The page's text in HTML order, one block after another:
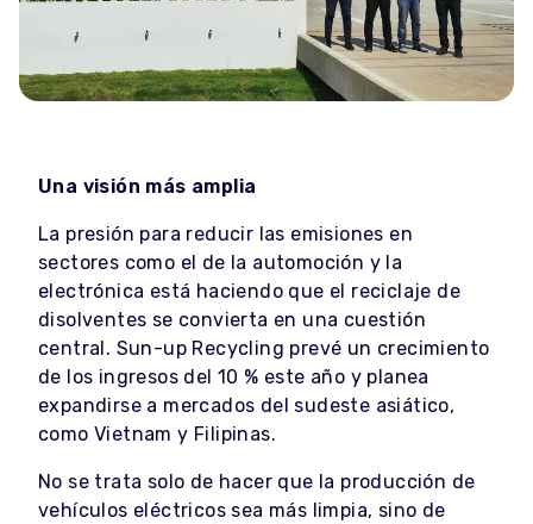
Una visión más amplia
La presión para reducir las emisiones en
sectores como el de la automoción y la
electrónica está haciendo que el reciclaje de
disolventes se convierta en una cuestión
central. Sun-up Recycling prevé un crecimiento
de los ingresos del 10 % este año y planea
expandirse a mercados del sudeste asiático,
como Vietnam y Filipinas.
No se trata solo de hacer que la producción de
vehículos eléctricos sea más limpia, sino de